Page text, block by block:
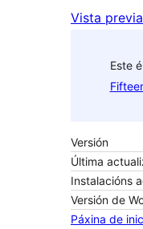
Vista previa
Este
Versión
Última
Instalacións
Versión de
Páxina de